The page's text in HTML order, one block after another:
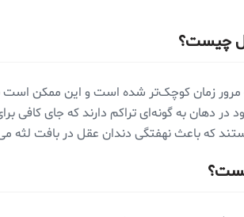
چیست؟
به مرور زمان کوچک‌تر شده است و این ممکن
در دهان به گونه‌ای تراکم دارند که جای کافی
که باعث نهفتگی دندان عقل در بافت لثه